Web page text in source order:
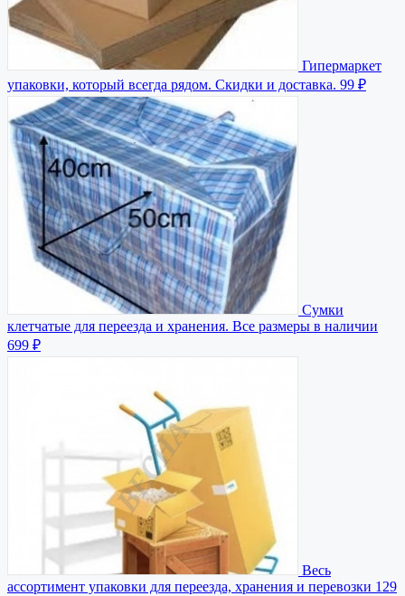
Гипермаркет
упаковки, который всегда рядом. Скидки и доставка. 99 ₽
Сумки
клетчатые для переезда и хранения. Все размеры в наличии
699 ₽
Весь
ассортимент упаковки для переезда, хранения и перевозки 129